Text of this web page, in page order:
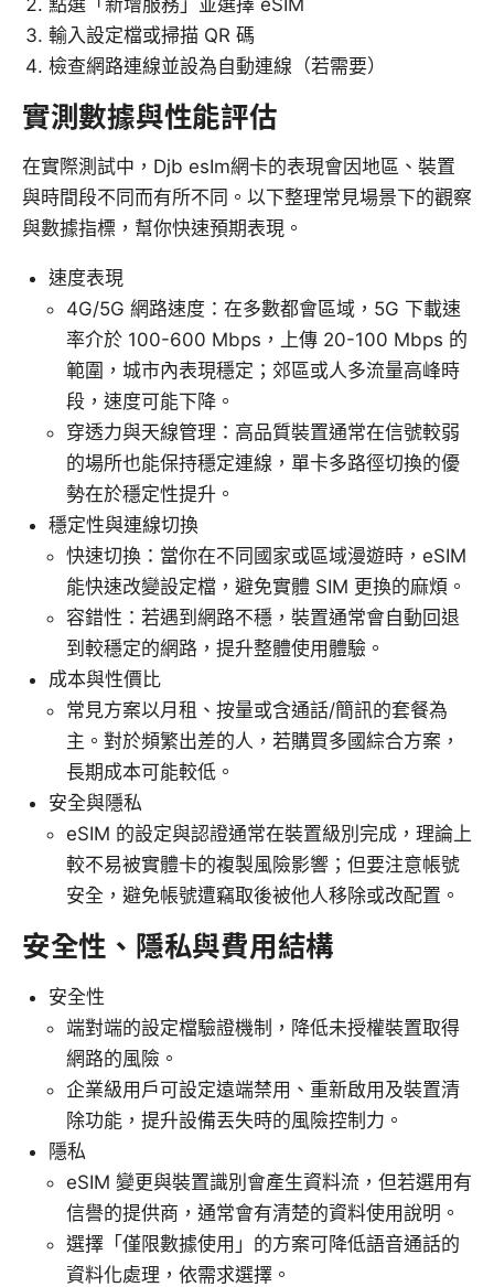
輸入設定檔或掃描 QR 碼
檢查網路連線並設為自動連線（若需要）
實測數據與性能評估
在實際測試中，Djb esIm網卡的表現會因地區、裝置
與時間段不同而有所不同。以下整理常見場景下的觀察
與數據指標，幫你快速預期表現。
速度表現
4G/5G 網路速度：在多數都會區域，5G 下載速
率介於 100-600 Mbps，上傳 20-100 Mbps 的
範圍，城市內表現穩定；郊區或人多流量高峰時
段，速度可能下降。
穿透力與天線管理：高品質裝置通常在信號較弱
的場所也能保持穩定連線，單卡多路徑切換的優
勢在於穩定性提升。
穩定性與連線切換
快速切換：當你在不同國家或區域漫遊時，eSIM
能快速改變設定檔，避免實體 SIM 更換的麻煩。
容錯性：若遇到網路不穩，裝置通常會自動回退
到較穩定的網路，提升整體使用體驗。
成本與性價比
常見方案以月租、按量或含通話/簡訊的套餐為
主。對於頻繁出差的人，若購買多國綜合方案，
長期成本可能較低。
安全與隱私
eSIM 的設定與認證通常在裝置級別完成，理論上
較不易被實體卡的複製風險影響；但要注意帳號
安全，避免帳號遭竊取後被他人移除或改配置。
安全性、隱私與費用結構
安全性
端對端的設定檔驗證機制，降低未授權裝置取得
網路的風險。
企業級用戶可設定遠端禁用、重新啟用及裝置清
除功能，提升設備丟失時的風險控制力。
隱私
eSIM 變更與裝置識別會產生資料流，但若選用有
信譽的提供商，通常會有清楚的資料使用說明。
選擇「僅限數據使用」的方案可降低語音通話的
資料化處理，依需求選擇。